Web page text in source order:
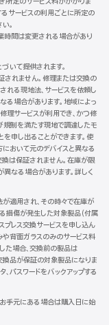
るサービスの利用ごとに所定の
。
時間は変更される場合があり
いて提供されます。
れません。修理または交換の
れる現地法、サービスを依頼し
場合があります。地域によっ
理サービスが利用でき、かつ修
制を満たす現地で調達したモ
申し出ることができます。使
おいて元のデバイスと異なる
は保証されません。在庫が限
異なる場合があります。詳しく
が適用され、その時々で在庫が
損傷が発生した対象製品（付属
プレス交換サービスを申し込ん
や背面ガラスのみのサービス料
た場合、交換前の製品は
品が保証の対象製品になりま
、パスワードをバックアップする
手元にある場合は購入日に始